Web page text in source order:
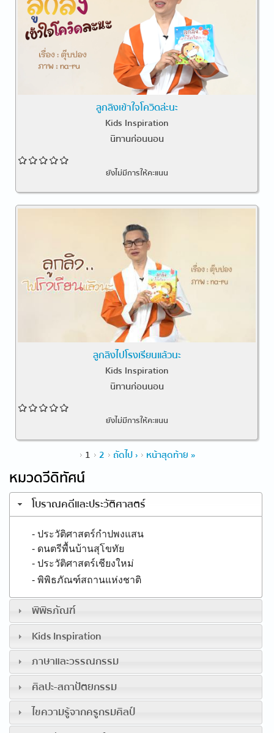
ลูกลิงเข้าใจโควิดล่ะนะ
Kids Inspiration
นิทานก่อนนอน
ยังไม่มีการให้คะแนน
ลูกลิงไปโรงเรียนแล้วนะ
Kids Inspiration
นิทานก่อนนอน
ยังไม่มีการให้คะแนน
1 2 ถัดไป › หน้าสุดท้าย »
หมวดวีดิทัศน์
โบราณคดีและประวัติศาสตร์
- ประวัติศาสตร์กำปพงแสน
- ดนตรีพื้นบ้านสุโขทัย
- ประวัติศาสตร์เชียงใหม่
- พิพิธภัณฑ์สถานแห่งชาติ
พิพิธภัณฑ์
Kids Inspiration
ภาษาและวรรณกรรม
ศิลปะ-สถาปัตยกรรม
ไขความรู้จากครูกรมศิลป์